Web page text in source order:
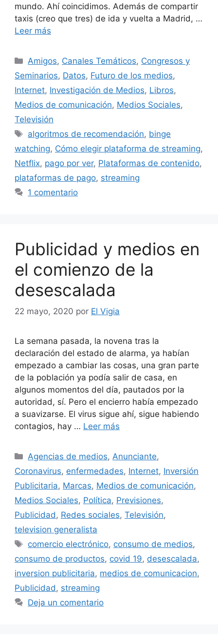
mundo. Ahí coincidimos. Además de compartir
taxis (creo que tres) de ida y vuelta a Madrid, …
Leer más
Categorías
Amigos, Canales Temáticos, Congresos y
Seminarios, Datos, Futuro de los medios,
Internet, Investigación de Medios, Libros,
Medios de comunicación, Medios Sociales,
Televisión
Etiquetas
algoritmos de recomendación, binge
watching, Cómo elegir plataforma de streaming,
Netflix, pago por ver, Plataformas de contenido,
plataformas de pago, streaming
1 comentario
Publicidad y medios en
el comienzo de la
desescalada
22 mayo, 2020 por El Vigia
La semana pasada, la novena tras la
declaración del estado de alarma, ya habían
empezado a cambiar las cosas, una gran parte
de la población ya podía salir de casa, en
algunos momentos del día, pautados por la
autoridad, sí. Pero el encierro había empezado
a suavizarse. El virus sigue ahí, sigue habiendo
contagios, hay … Leer más
Categorías
Agencias de medios,Anunciante,
Coronavirus, enfermedades, Internet, Inversión
Publicitaria, Marcas, Medios de comunicación,
Medios Sociales, Política, Previsiones,
Publicidad, Redes sociales, Televisión,
television generalista
Etiquetas
comercio electrónico, consumo de medios,
consumo de productos, covid 19, desescalada,
inversion publicitaria, medios de comunicacion,
Publicidad, streaming
Deja un comentario